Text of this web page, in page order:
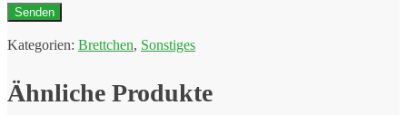
Kategorien: Brettchen, Sonstiges
Ähnliche Produkte